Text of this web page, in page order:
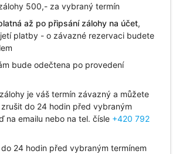
500,- za vybraný termín
až po připsání zálohy na účet,
platby - o závazné rezervaci budete
bude odečtena po provedení
je váš termín závazný a můžete
do 24 hodin před vybraným
na emailu nebo na tel. čísle +420 792
24 hodin před vybraným termínem